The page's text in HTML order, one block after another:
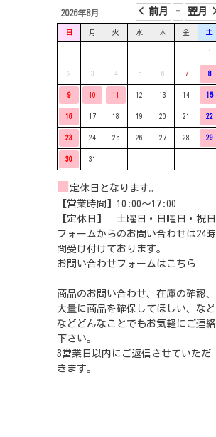
2026年8月
日 月 火 水 木 金 土
1
2 3 4 5 6 7 8
9 10 11 12 13 14 15
16 17 18 19 20 21 22
23 24 25 26 27 28 29
30 31
定休日となります。
【営業時間】10:00〜17:00
【定休日】 土曜日・日曜日・祝日
フォームからのお問い合わせは24時
間受け付けております。
お問い合わせフォームは こちら
商品のお問い合わせ、在庫の確認、
大量に商品を確保してほしい、など
などどんなことでもお気軽にご連絡
下さい。
3営業日以内にご返信させていただ
きます。